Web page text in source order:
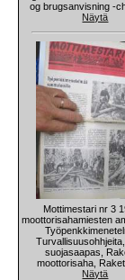
og brugsanvisning -
Näytä
Mottimestari nr 3
moottorisahamiesten
suojasaapas,
moottorisaha, Raket
Näytä